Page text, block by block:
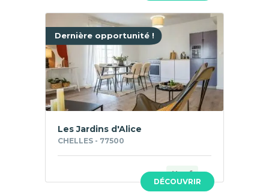
Dernière opportunité !
DÉCOUVRIR
Les Jardins d'Alice
CHELLES - 77500
Neuf